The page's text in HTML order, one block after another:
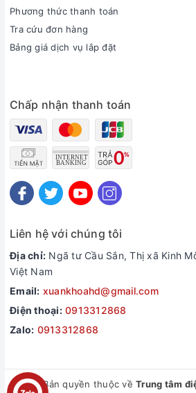
Phương thức thanh toán
Tra cứu đơn hàng
Bảng giá dịch vụ lắp đặt
Chấp nhận thanh toán
Liên hệ với chúng tôi
Địa chỉ: Ngã tư Cầu Sắn, Thị xã Kinh
Việt Nam
Email: xuankhoahd@gmail.com
Điện thoại: 0913312868
Zalo: 0913312868
© Bản quyền thuộc vềTrung tâm